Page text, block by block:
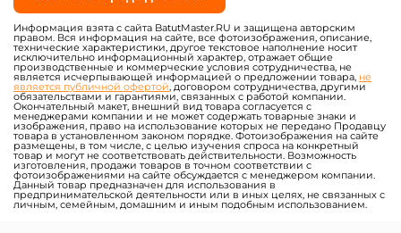
Информация взята с сайта BatutMaster.RU и защищена авторским
правом. Вся информация на сайте, все фотоизображения, описание,
технические характеристики, другое текстовое наполнение носит
исключительно информационный характер, отражает общие
производственные и коммерческие условия сотрудничества, не
является исчерпывающей информацией о предложении товара, не
является публичной офертой, договором сотрудничества, другими
обязательствами и гарантиями, связанных с работой компании.
Окончательный макет, внешний вид товара согласуется с
менеджерами компании и не может содержать товарные знаки и
изображения, право на использование которых не передано Продавцу
товара в установленном законом порядке. Фотоизображения на сайте
размещены, в том числе, с целью изучения спроса на конкретный
товар и могут не соответствовать действительности. Возможность
изготовления, продажи товаров в точном соответствии с
фотоизображениями на сайте обсуждается с менеджером компании.
Данный товар предназначен для использования в
предпринимательской деятельности или в иных целях, не связанных с
личным, семейным, домашним и иным подобным использованием.